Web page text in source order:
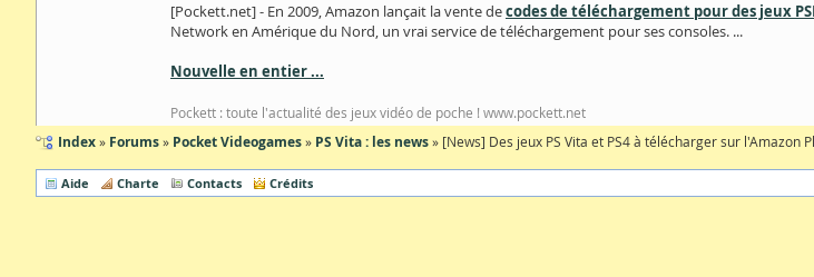
[Pockett.net] - En 2009, Amazon lançait la vente decodes de téléchargement pour des jeux
Network en Amérique du Nord, un vrai service de téléchargement pour ses consoles. ...
Nouvelle en entier ...
Pockett : toute l'actualité des jeux vidéo de poche ! www.pockett.net
Index Forums Pocket Videogames PS Vita : les news [News] Des jeux PS Vita et PS4 à télécharger sur l'Amazon
Aide Charte Contacts Crédits